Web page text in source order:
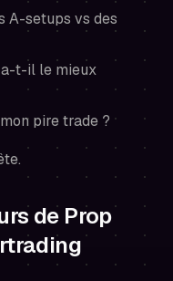
A-setups vs des
a-t-il le mieux
pire trade ?
de Prop